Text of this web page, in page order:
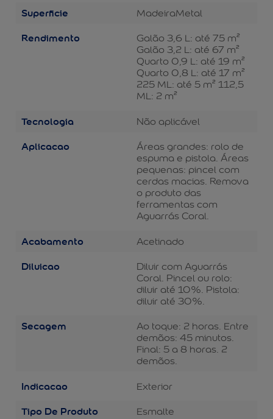
Superficie MadeiraMetal
Rendimento
Galão 3,6 L: até 75 m²
Galão 3,2 L: até 67 m²
Quarto 0,9 L: até 19 m²
Quarto 0,8 L: até 17 m²
225 ML: até 5 m² 112,5
ML: 2 m²
Tecnologia Não aplicável
Aplicacao
Áreas grandes: rolo de
espuma e pistola. Áreas
pequenas: pincel com
cerdas macias. Remova
o produto das
ferramentas com
Aguarrás Coral.
Acabamento Acetinado
Diluicao
Diluir com Aguarrás
Coral. Pincel ou rolo:
diluir até 10%. Pistola:
diluir até 30%.
Secagem
Ao toque: 2 horas. Entre
demãos: 45 minutos.
Final: 5 a 8 horas. 2
demãos.
Indicacao Exterior
Tipo De Produto Esmalte